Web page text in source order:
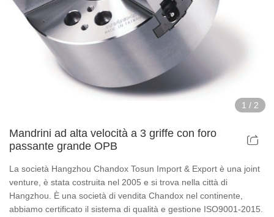
Dispositivi per mandrini elettrici cavi
Dispositivi per mandrini pneumatici rotanti
Serie di mandrini di scorrimento
Serie di mandrini super sottili
Serie di mandrini con corpo in acciaio
1 / 2
Mandrini ad alta velocità a 3 griffe con foro
passante grande OPB
La società Hangzhou Chandox Tosun Import & Export è una joint
venture, è stata costruita nel 2005 e si trova nella città di
Hangzhou. È una società di vendita Chandox nel continente,
abbiamo certificato il sistema di qualità e gestione ISO9001-2015.